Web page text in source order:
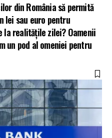
din România să permită
lei sau euro pentru
la realitățile zilei? Oamenii
un pod al omeniei pentru